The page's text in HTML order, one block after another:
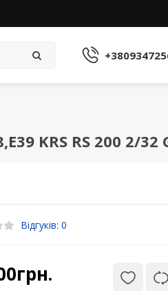
KRS RS 200 2/32
Відгуків: 0